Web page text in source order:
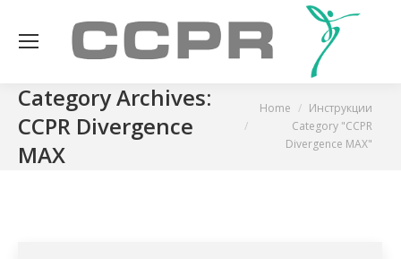
Category Archives:
CCPR Divergence
MAX
You are here:
Home
Инструкции
Category "CCPR
Divergence MAX"